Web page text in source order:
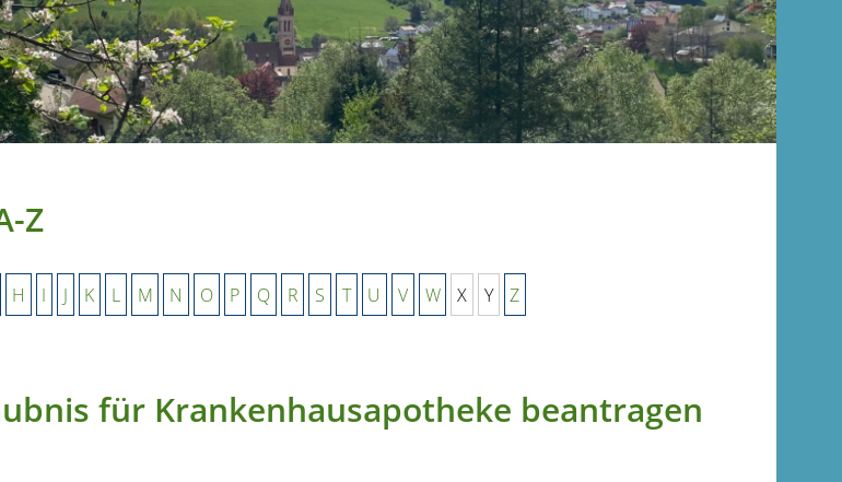
Z
H I J K L M N O P Q R S T U V W X Y Z
für Krankenhausapotheke beantragen